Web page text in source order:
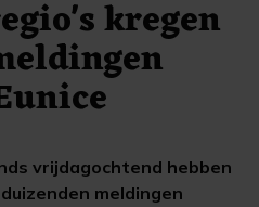
kregen
vrijdagochtend hebben
meldingen